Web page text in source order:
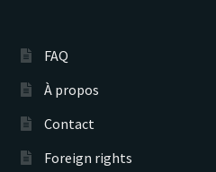
FAQ
À propos
Contact
Foreign rights